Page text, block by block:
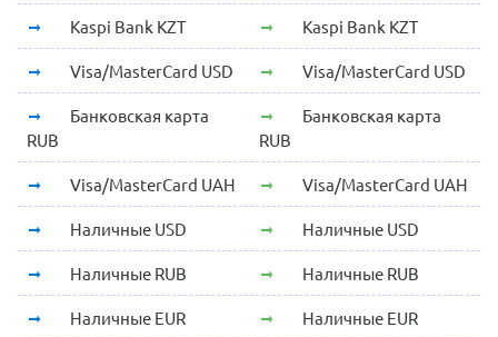
Kaspi Bank KZT Kaspi Bank KZT
Visa/MasterCard USD Visa/MasterCard USD
Банковская карта
RUB
Банковская карта
RUB
Visa/MasterCard UAH Visa/MasterCard UAH
Наличные USD Наличные USD
Наличные RUB Наличные RUB
Наличные EUR Наличные EUR